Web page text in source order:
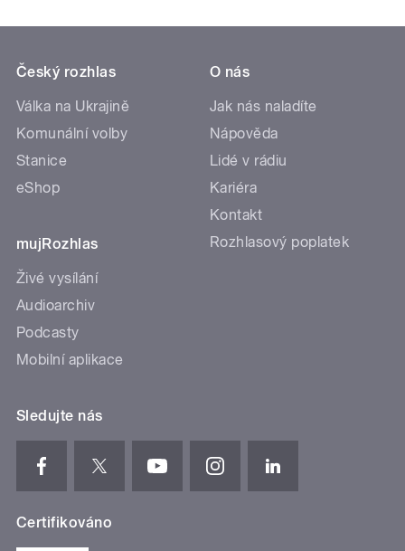
Český rozhlas
Válka na Ukrajině
Komunální volby
Stanice
eShop
mujRozhlas
Živé vysílání
Audioarchiv
Podcasty
Mobilní aplikace
O nás
Jak nás naladíte
Nápověda
Lidé v rádiu
Kariéra
Kontakt
Rozhlasový poplatek
Sledujte nás
Certifikováno